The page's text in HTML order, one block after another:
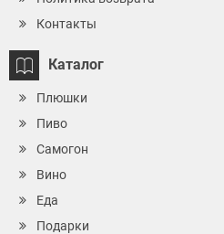
Контакты
Каталог
Плюшки
Пиво
Самогон
Вино
Еда
Подарки